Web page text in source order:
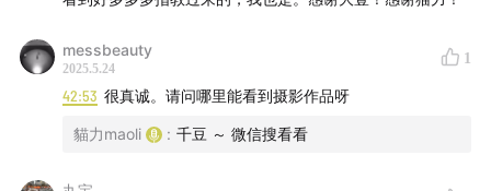
messbeauty
2025.5.24
1
42:53 很真诚。请问哪里能看到摄影作品呀
貓力maoli : 千豆 ～ 微信搜看看